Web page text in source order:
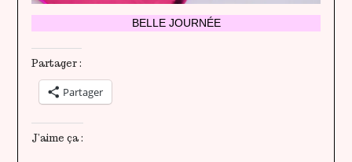
BELLE JOURNÉE
Partager :
Partager
J’aime ça :